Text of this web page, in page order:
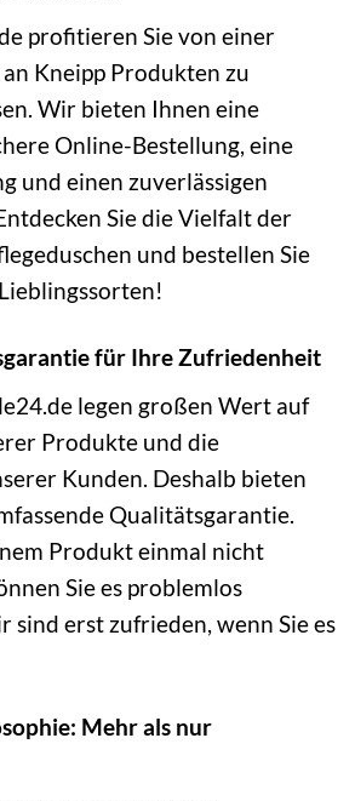
profitieren Sie von einer
Kneipp Produkten zu
Wir bieten Ihnen eine
Online-Bestellung, eine
und einen zuverlässigen
Sie die Vielfalt der
und bestellen Sie
für Ihre Zufriedenheit
legen großen Wert auf
Produkte und die
Kunden. Deshalb bieten
Qualitätsgarantie.
Produkt einmal nicht
Sie es problemlos
sind erst zufrieden, wenn Sie es
Mehr als nur